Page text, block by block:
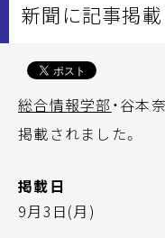
新聞に記事掲載
総合情報学部 ・谷本
掲載されました。
掲載日
9月3日(月)